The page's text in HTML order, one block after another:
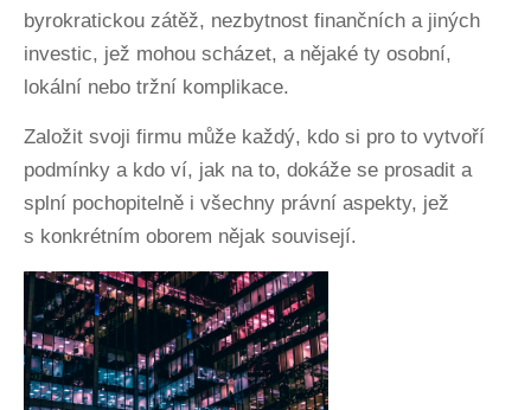
byrokratickou zátěž, nezbytnost finančních a jiných
investic, jež mohou scházet, a nějaké ty osobní,
lokální nebo tržní komplikace.
Založit svoji firmu může každý, kdo si pro to vytvoří
podmínky a kdo ví, jak na to, dokáže se prosadit a
splní pochopitelně i všechny právní aspekty, jež
s konkrétním oborem nějak souvisejí.